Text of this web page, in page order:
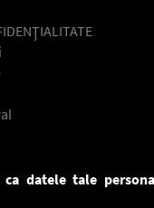
aplicaţia Europa FM
ca datele tale